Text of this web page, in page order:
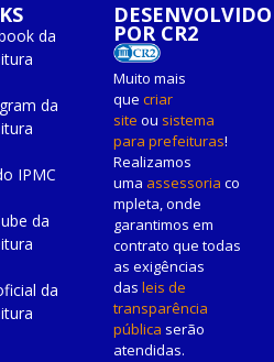
da
da
IPMC
da
da
DESENVOLVIDO
POR CR2
Muito mais
que criar
site ou sistema
para prefeituras!
Realizamos
uma assessoria co
mpleta, onde
garantimos em
contrato que todas
as exigências
das leis de
transparência
pública serão
atendidas.